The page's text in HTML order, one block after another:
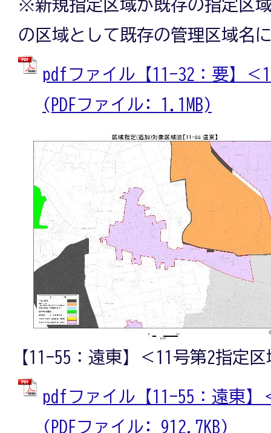
※新規指定区域が既存の指定区
の区域として既存の管理区域名
pdfファイル【11-32：要】＜
(PDFファイル: 1.1MB)
【11-55：遠東】＜11号第2指定
pdfファイル【11-55：遠東】
(PDFファイル: 912.7KB)